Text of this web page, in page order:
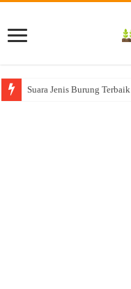
Suara Jenis Burung Terbaik